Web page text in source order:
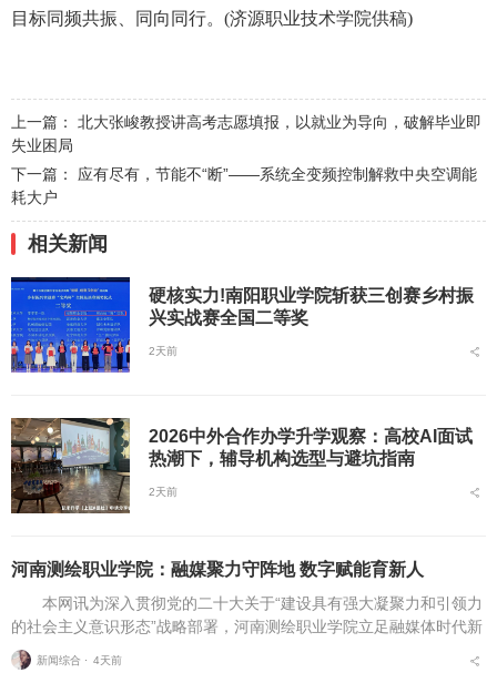
目标同频共振、同向同行。(济源职业技术学院供稿)
上一篇： 北大张峻教授讲高考志愿填报，以就业为导向，破解毕业即
失业困局
下一篇： 应有尽有，节能不“断”——系统全变频控制解救中央空调能
耗大户
相关新闻
硬核实力!南阳职业学院斩获三创赛乡村振
兴实战赛全国二等奖
2天前
2026中外合作办学升学观察：高校AI面试
热潮下，辅导机构选型与避坑指南
2天前
河南测绘职业学院：融媒聚力守阵地 数字赋能育新人
本网讯为深入贯彻党的二十大关于“建设具有强大凝聚力和引领力
的社会主义意识形态”战略部署，河南测绘职业学院立足融媒体时代新
挑战，扎实推进在风险研判、机制创新、技术赋能、实践育人等方面
的路径分析与研...
新闻综合 ⋅ 4天前